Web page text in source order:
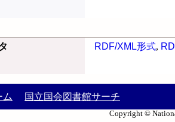
RDF/XML形式,
ム 国立国会図書館サーチ
Copyright ©